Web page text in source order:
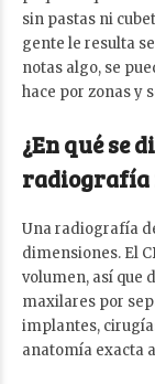
sin pastas ni
gente le resulta
notas algo, se
hace por zonas y
¿En qué se
radiografía
Una radiografía
dimensiones. El
volumen, así que
maxilares por
implantes,
anatomía exacta